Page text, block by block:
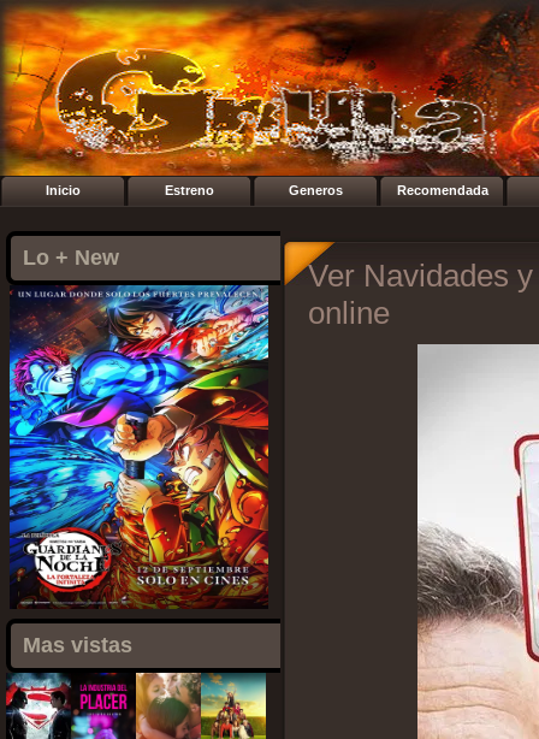
Inicio Estreno Generos Recomendada
Lo + New
Mas vistas
Ver Navidades
online